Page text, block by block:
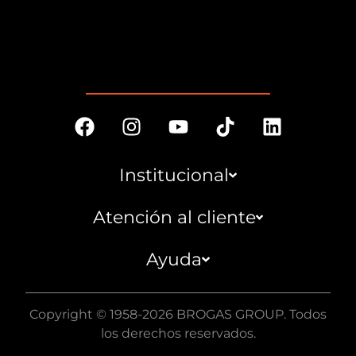
Institucional
Atención al cliente
Ayuda
Copyright © 1958-2026 BROGAS GROUP. Todos
los derechos reservados.